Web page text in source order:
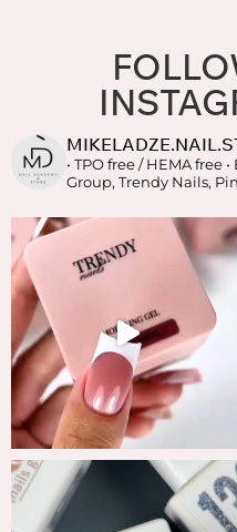
• TPO free / HEMA free
Group, Trendy Nails,